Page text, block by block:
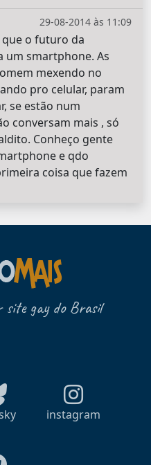
29-08-2014 às 11:09
o futuro da
um smartphone. As
mexendo no
pro celular, param
se estão num
conversam mais , só
Conheço gente
e qdo
coisa que fazem
gay do Brasil
instagram